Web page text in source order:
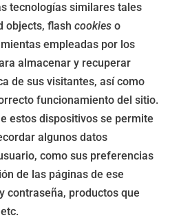
tecnologías similares tales
objects, flash cookies o
empleadas por los
almacenar y recuperar
de sus visitantes, así como
funcionamiento del sitio.
estos dispositivos se permite
algunos datos
como sus preferencias
de las páginas de ese
contraseña, productos que